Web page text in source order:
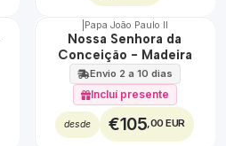
Papa João Paulo II
Nossa Senhora da
Conceição - Madeira
Envio 2 a 10 dias
Incluí presente
desde €105,00 EUR